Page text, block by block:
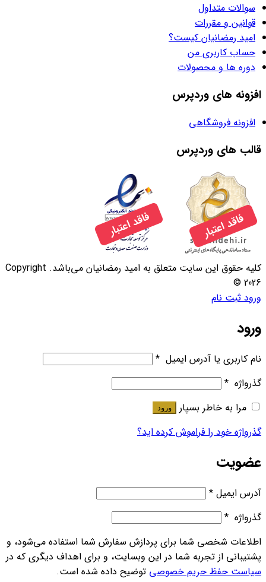
سوالات متداول
قوانین و مقررات
امید رمضانیان کیست؟
حساب کاربری من
دوره ها و محصولات
افزونه های وردپرس
افزونه فروشگاهی
قالب های وردپرس
کلیه حقوق این سایت متعلق به امید رمضانیان می‌باشد. Copyright
© 2026
ورودثبت نام
ورود
نام کاربری یا آدرس ایمیل *
گذرواژه *
مرا به خاطر بسپار
ورود
گذرواژه خود را فراموش کرده اید؟
عضویت
آدرس ایمیل *
گذرواژه *
اطلاعات شخصی شما برای پردازش سفارش شما استفاده می‌شود، و
پشتیبانی از تجربه شما در این وبسایت، و برای اهداف دیگری که در
سیاست حفظ حریم خصوصی توضیح داده شده است.